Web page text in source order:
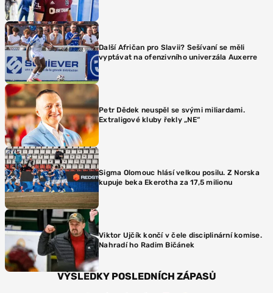
Další Afričan pro Slavii? Sešívaní se měli
vyptávat na ofenzivního univerzála Auxerre
Petr Dědek neuspěl se svými miliardami.
Extraligové kluby řekly „NE“
Sigma Olomouc hlásí velkou posilu. Z Norska
kupuje beka Ekerotha za 17,5 milionu
Viktor Ujčík končí v čele disciplinární komise.
Nahradí ho Radim Bičánek
VÝSLEDKY POSLEDNÍCH ZÁPASŮ